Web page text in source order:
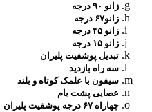
زانو ۹۰ درجه
زانو۶۷ درجه
زانو ۴۵ درجه
زانو ۱۵ درجه
تبدیل پوشفیت پلیران
سه راه بازدید
سیفون با علمک کوتاه و بلند
عصایی پشت بام
چهاراه ۶۷ درجه پوشفیت پلیران